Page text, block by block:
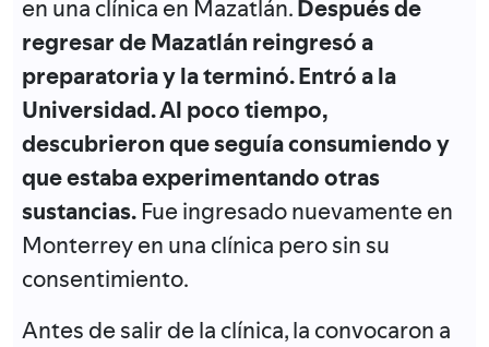
en una clínica en Mazatlán.Después de
regresar de Mazatlán reingresó a
preparatoria y la terminó. Entró a la
Universidad. Al poco tiempo,
descubrieron que seguía consumiendo y
que estaba experimentando otras
sustancias. Fue ingresado nuevamente en
Monterrey en una clínica pero sin su
consentimiento.
Antes de salir de la clínica, la convocaron a